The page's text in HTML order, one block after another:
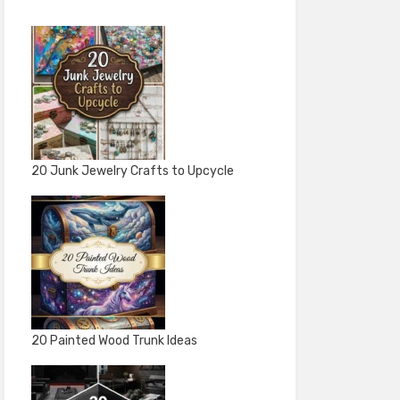
20 Junk Jewelry Crafts to Upcycle
20 Painted Wood Trunk Ideas